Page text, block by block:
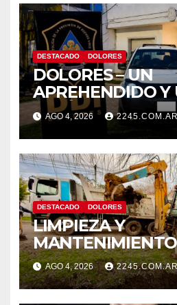
DESTACADO DOLORES
DOLORES – UN
APREHENDIDO Y
VEHÍCULO
TRAS DISPAROS
AGO 4, 2026 2245.COM.AR
DESTACADO DOLORES
LIMPIEZA Y
CONTINÚAN LOS
DE ZANJEO EN
SECTORES DE
AGO 4, 2026